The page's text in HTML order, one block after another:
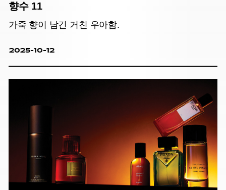
향수 11
가죽 향이 남긴 거친 우아함.
2025-10-12